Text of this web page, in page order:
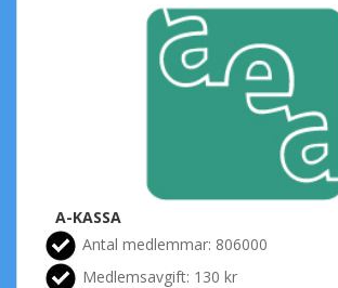
A-KASSA
Antal medlemmar: 806000
Medlemsavgift: 130 kr